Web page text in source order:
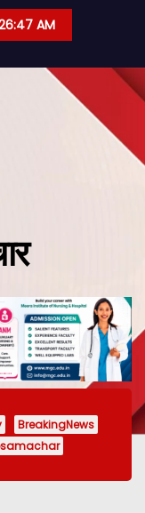
AM
BreakingNews